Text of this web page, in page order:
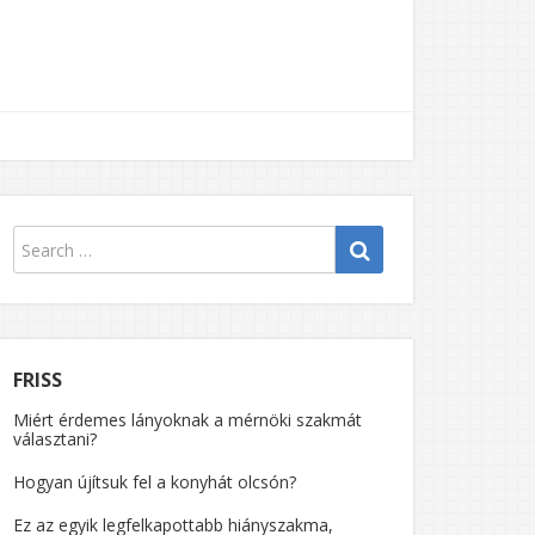
FRISS
Miért érdemes lányoknak a mérnöki szakmát
választani?
Hogyan újítsuk fel a konyhát olcsón?
Ez az egyik legfelkapottabb hiányszakma,